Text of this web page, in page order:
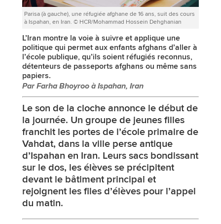
Parisa (à gauche), une réfugiée afghane de 16 ans, suit des cours
à Ispahan, en Iran. © HCR/Mohammad Hossein Dehghanian
L’Iran montre la voie à suivre et applique une
politique qui permet aux enfants afghans d’aller à
l’école publique, qu’ils soient réfugiés reconnus,
détenteurs de passeports afghans ou même sans
papiers.
Par Farha Bhoyroo à Ispahan, Iran
Le son de la cloche annonce le début de
la journée. Un groupe de jeunes filles
franchit les portes de l’école primaire de
Vahdat, dans la ville perse antique
d’Ispahan en Iran. Leurs sacs bondissant
sur le dos, les élèves se précipitent
devant le bâtiment principal et
rejoignent les files d’élèves pour l’appel
du matin.